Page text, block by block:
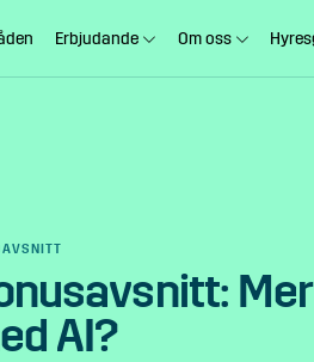
Erbjudande Om oss
AI?